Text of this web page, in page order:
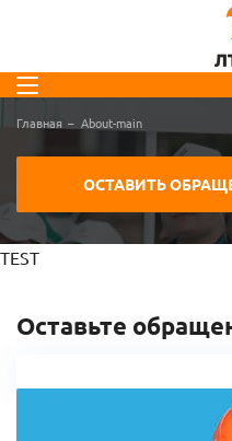
Главная About-main
ОСТАВИТЬ
TEST
Оставьте